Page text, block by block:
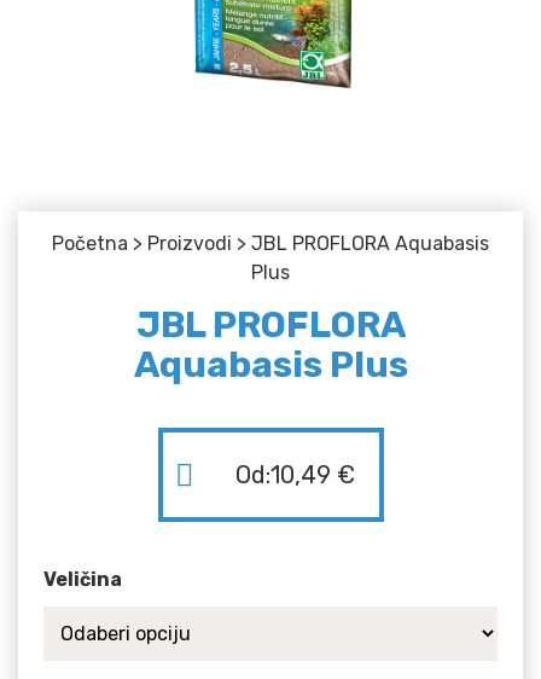
Početna > Proizvodi > JBL PROFLORA Aquabasis
Plus
JBL PROFLORA
Aquabasis Plus
Od:10,49 €
Veličina